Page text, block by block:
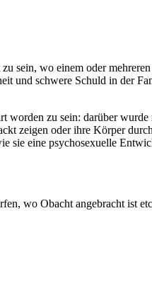
sein, wo einem oder
und schwere Schuld in der
zu sein: darüber
zeigen oder ihre Körper
sie eine psychosexuelle
wo Obacht angebracht ist